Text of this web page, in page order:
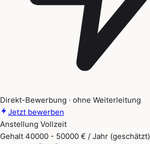
Direkt-Bewerbung · ohne Weiterleitung
Jetzt bewerben
Anstellung Vollzeit
Gehalt 40000 - 50000 € / Jahr (geschätzt)